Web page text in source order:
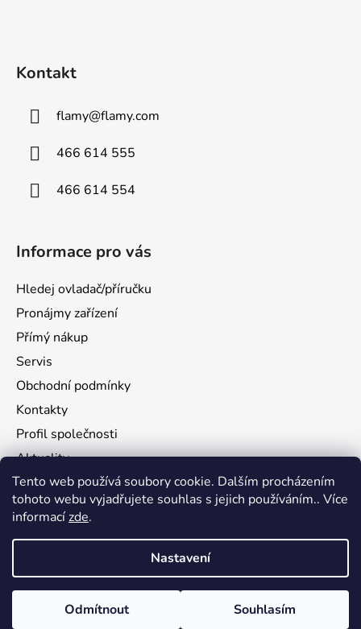
Tento web používá soubory cookie. Dalším procházením
tohoto webu vyjadřujete souhlas s jejich používáním.. Více
informacízde.
Nastavení
Odmítnout Souhlasím
Kontakt
flamy@flamy.com
466 614 555
466 614 554
Informace pro vás
Hledej ovladač/příručku
Pronájmy zařízení
Přímý nákup
Servis
Obchodní podmínky
Kontakty
Profil společnosti
Aktuality
Ochrana osobních údajů
Ke stažení
Vytvořil Shoptet
Copyright 2026flamy.com
. Všechna práva vyhrazena.